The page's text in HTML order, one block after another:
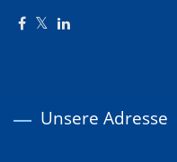
Unsere Adresse